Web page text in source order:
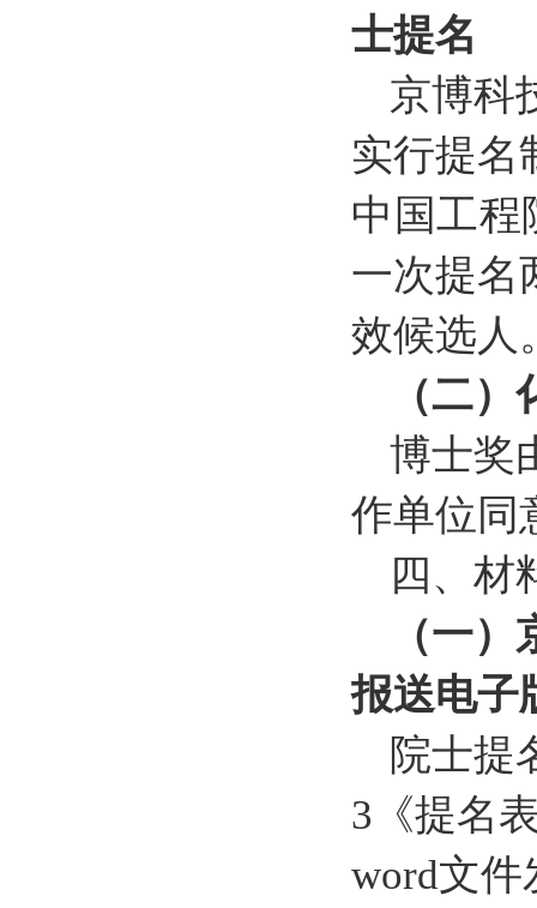
士提名
京博科
实行提名
中国工程
一次提名
效候选人
（二
博士奖
作单位同
四、材
（一）
报送电子
院士提
3《提名
word文件